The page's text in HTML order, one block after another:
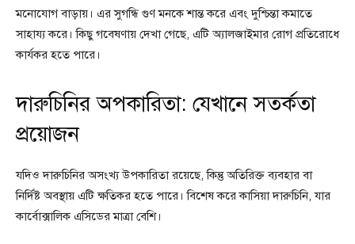
মনোযোগ বাড়ায়। এর সুগন্ধি গুণ মনকে শান্ত করে এবং দুশ্চিন্তা কমাতে
সাহায্য করে। কিছু গবেষণায় দেখা গেছে, এটি অ্যালজাইমার রোগ প্রতিরোধে
কার্যকর হতে পারে।
দারুচিনির অপকারিতা: যেখানে সতর্কতা
প্রয়োজন
যদিও দারুচিনির অসংখ্য উপকারিতা রয়েছে, কিন্তু অতিরিক্ত ব্যবহার বা
নির্দিষ্ট অবস্থায় এটি ক্ষতিকর হতে পারে। বিশেষ করে কাসিয়া দারুচিনি, যার
কার্বোক্সালিক এসিডের মাত্রা বেশি।